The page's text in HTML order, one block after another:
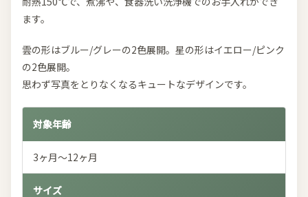
ます。
雲の形はブルー/グレーの2色展開。星の形はイエロー/ピンク
の2色展開。
思わず写真をとりなくなるキュートなデザインです。
対象年齢
3ヶ月〜12ヶ月
サイズ